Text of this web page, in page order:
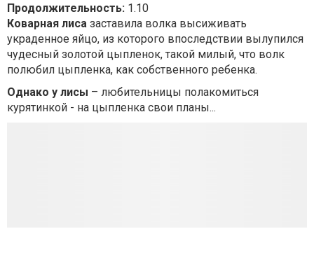
Продолжительность: 1.10
Коварная лиса заставила волка высиживать
украденное яйцо, из которого впоследствии вылупился
чудесный золотой цыпленок, такой милый, что волк
полюбил цыпленка, как собственного ребенка.
Однако у лисы – любительницы полакомиться
курятинкой - на цыпленка свои планы...